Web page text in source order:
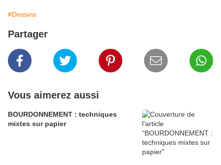
#Dessins
Partager
Vous aimerez aussi
BOURDONNEMENT : techniques
mixtes sur papier